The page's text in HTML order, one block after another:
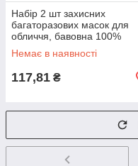
Набір 2 шт захисних
багаторазових масок для
обличчя, бавовна 100%
Немає в наявності
117,81 ₴